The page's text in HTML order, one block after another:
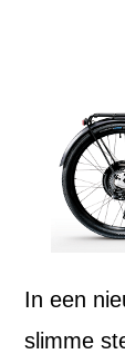
In een
slimme